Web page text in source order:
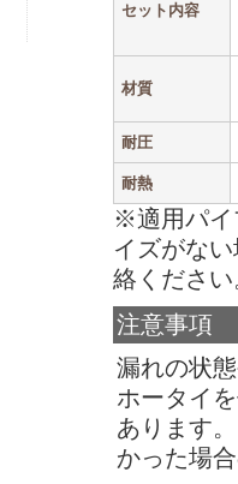
セット内容
材質
耐圧
耐熱
※適用パイ
イズがな
絡ください
注意事項
漏れの状
ホータイ
あります
かった場